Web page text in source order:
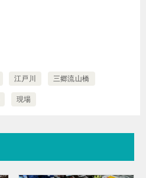
江戸川 三郷流山橋
現場